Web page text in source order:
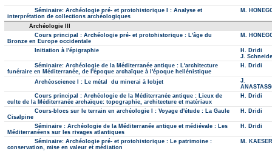
Séminaire: Archéologie pré- et protohistorique I : Analyse et
interprétation de collections archéologiques
M.
Archéologie III
Cours principal : Archéologie pré- et protohistorique : L'âge du
Bronze en Europe occidentale
M.
Initiation à l'épigraphie
H. Dridi
J.
Séminaire: Archéologie de la Méditerranée antique : L'architecture
funéraire en Méditerranée, de l'époque archaïque à l'époque hellénistique
H. Dridi
Archéoscience I : Le métal  du minerai à lobjet
J.
Cours principal : Archéologie de la Méditerranée antique : Lieux de
culte de la Méditerranée archaïque: topographie, architecture et matériaux
H. Dridi
Cours-blocs sur le terrain en archéologie I : Voyage d'étude : La Gaule
Cisalpine
H. Dridi
Séminaire : Archéologie de la Méditerranée antique et médiévale : Les
Méditerranéens sur les rivages atlantiques
H. Dridi
Séminaire: Archéologie pré- et protohistorique : Le patrimoine :
conservation, mise en valeur et médiation
M. KAESER